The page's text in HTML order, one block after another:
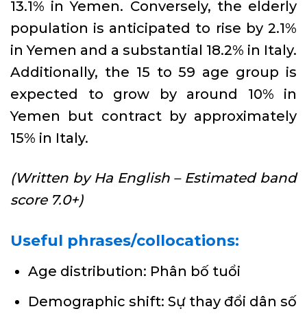
13.1% in Yemen. Conversely, the elderly
population is anticipated to rise by 2.1%
in Yemen and a substantial 18.2% in Italy.
Additionally, the 15 to 59 age group is
expected to grow by around 10% in
Yemen but contract by approximately
15% in Italy.
(Written by Ha English – Estimated band
score 7.0+)
Useful phrases/collocations:
Age distribution: Phân bố tuổi
Demographic shift: Sự thay đổi dân số